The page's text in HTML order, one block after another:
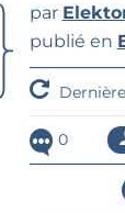
par
publié en
0